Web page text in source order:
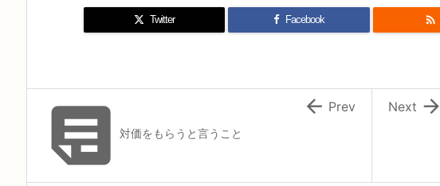
Twitter Facebook 

Next
対価をもらうと言うこと
 Prev